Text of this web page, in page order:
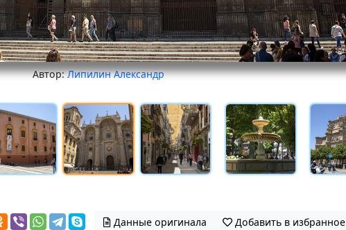
Автор:Липилин Александр
Данные оригинала Добавить в избранное